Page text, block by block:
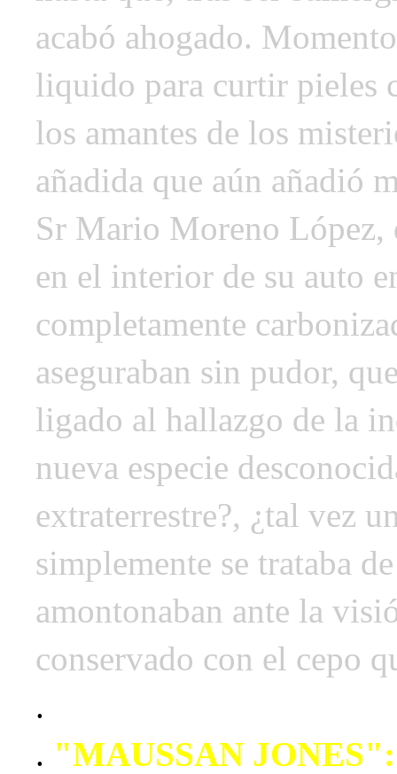
acabó ahogado.
liquido para curtir pieles
los amantes de los
añadida que aún añadió
Sr Mario Moreno López,
en el interior de su auto
completamente
aseguraban sin pudor,
ligado al hallazgo de la
nueva especie
extraterrestre?, ¿tal vez
simplemente se trataba
amontonaban ante la
conservado con el cepo
.
. "MAUSSAN